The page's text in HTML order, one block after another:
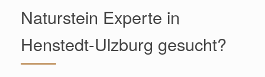
Naturstein Experte in
Henstedt-Ulzburg gesucht?